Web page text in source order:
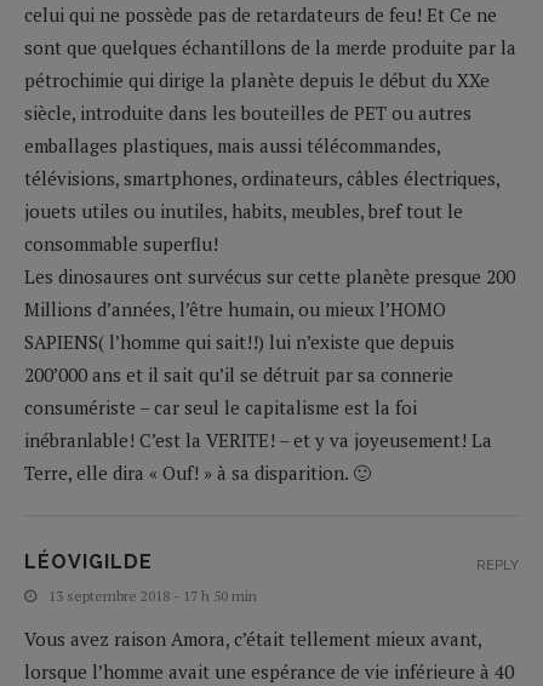
celui qui ne possède pas de retardateurs de feu! Et Ce ne
sont que quelques échantillons de la merde produite par la
pétrochimie qui dirige la planète depuis le début du XXe
siècle, introduite dans les bouteilles de PET ou autres
emballages plastiques, mais aussi télécommandes,
télévisions, smartphones, ordinateurs, câbles électriques,
jouets utiles ou inutiles, habits, meubles, bref tout le
consommable superflu!
Les dinosaures ont survécus sur cette planète presque 200
Millions d’années, l’être humain, ou mieux l’HOMO
SAPIENS( l’homme qui sait!!) lui n’existe que depuis
200’000 ans et il sait qu’il se détruit par sa connerie
consumériste – car seul le capitalisme est la foi
inébranlable! C’est la VERITE! – et y va joyeusement! La
Terre, elle dira « Ouf! » à sa disparition. 🙂
LÉOVIGILDE
13 septembre 2018 - 17 h 50 min
Vous avez raison Amora, c’était tellement mieux avant,
lorsque l’homme avait une espérance de vie inférieure à 40
REPLY